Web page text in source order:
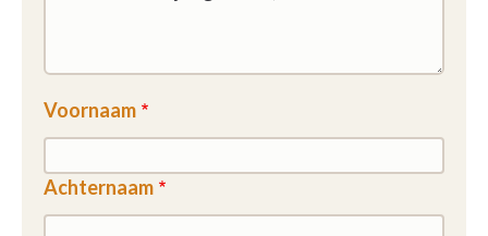
Voornaam
Achternaam